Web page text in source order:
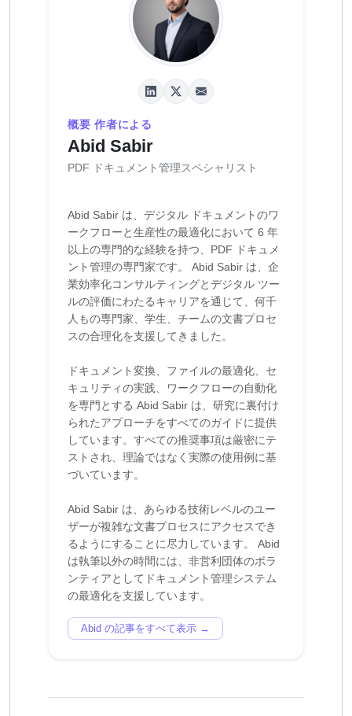
概要 作者による
Abid Sabir
PDF ドキュメント管理スペシャリスト
Abid Sabir は、デジタル ドキュメントのワ
ークフローと生産性の最適化において 6 年
以上の専門的な経験を持つ、PDF ドキュメ
ント管理の専門家です。 Abid Sabir は、企
業効率化コンサルティングとデジタル ツー
ルの評価にわたるキャリアを通じて、何千
人もの専門家、学生、チームの文書プロセ
スの合理化を支援してきました。
ドキュメント変換、ファイルの最適化、セ
キュリティの実践、ワークフローの自動化
を専門とする Abid Sabir は、研究に裏付け
られたアプローチをすべてのガイドに提供
しています。すべての推奨事項は厳密にテ
ストされ、理論ではなく実際の使用例に基
づいています。
Abid Sabir は、あらゆる技術レベルのユー
ザーが複雑な文書プロセスにアクセスでき
るようにすることに尽力しています。 Abid
は執筆以外の時間には、非営利団体のボラ
ンティアとしてドキュメント管理システム
Abid の記事をすべて表示 →